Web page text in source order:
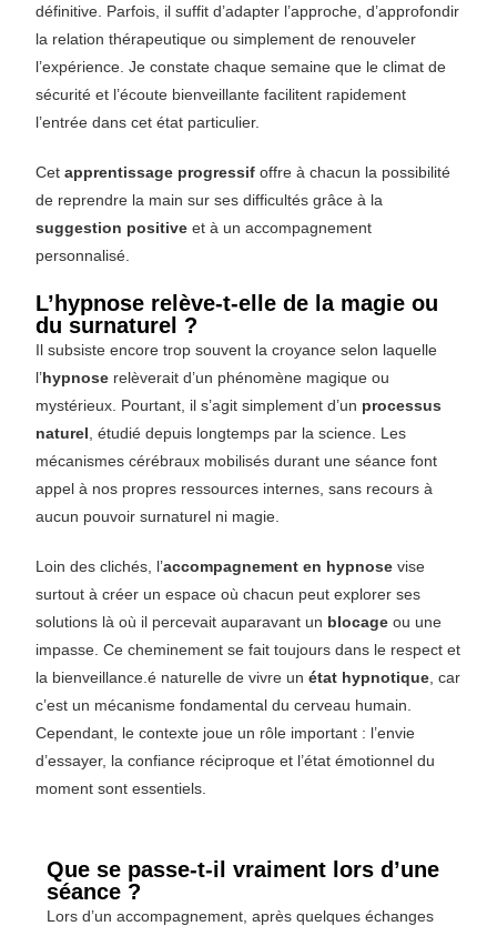
définitive. Parfois, il suffit d’adapter l’approche, d’approfondir
la relation thérapeutique ou simplement de renouveler
l’expérience. Je constate chaque semaine que le climat de
sécurité et l’écoute bienveillante facilitent rapidement
l’entrée dans cet état particulier.
Cetapprentissage progressif offre à chacun la possibilité
de reprendre la main sur ses difficultés grâce à la
suggestion positive et à un accompagnement
personnalisé.
L’hypnose relève-t-elle de la magie ou
du surnaturel ?
Il subsiste encore trop souvent la croyance selon laquelle
l’hypnose relèverait d’un phénomène magique ou
mystérieux. Pourtant, il s’agit simplement d’un processus
naturel , étudié depuis longtemps par la science. Les
mécanismes cérébraux mobilisés durant une séance font
appel à nos propres ressources internes, sans recours à
aucun pouvoir surnaturel ni magie.
Loin des clichés, l’accompagnement en hypnose vise
surtout à créer un espace où chacun peut explorer ses
solutions là où il percevait auparavant un blocage ou une
impasse. Ce cheminement se fait toujours dans le respect et
la bienveillance.é naturelle de vivre unétat hypnotique , car
c’est un mécanisme fondamental du cerveau humain.
Cependant, le contexte joue un rôle important : l’envie
d’essayer, la confiance réciproque et l’état émotionnel du
moment sont essentiels.
Que se passe-t-il vraiment lors d’une
séance ?
Lors d’un accompagnement, après quelques échanges